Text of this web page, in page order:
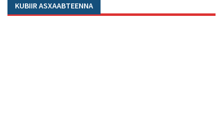
KUBIIR ASXAABTEENNA